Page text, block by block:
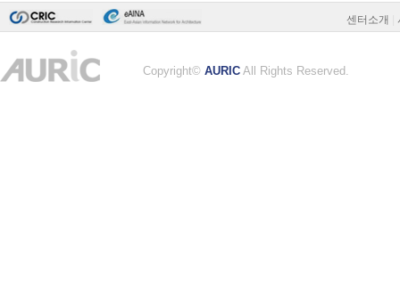
센터소개
Copyright© AURIC All Rights Reserved.